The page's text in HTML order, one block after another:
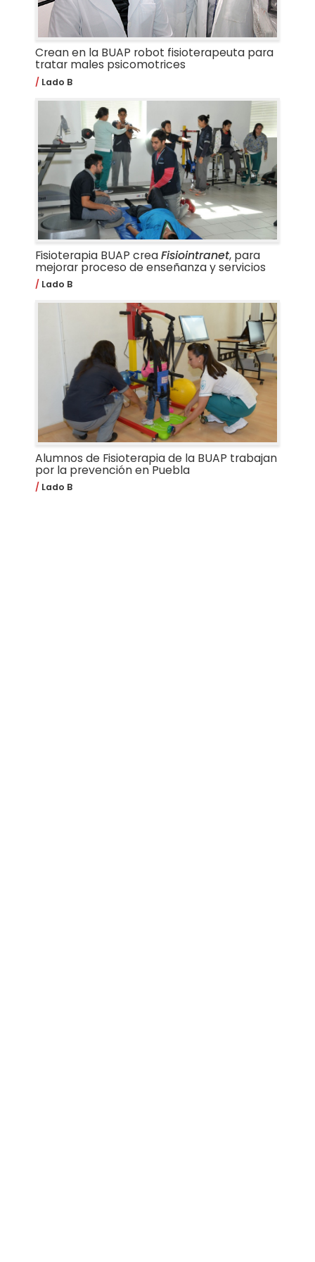
Crean en la BUAP robot fisioterapeuta para
tratar males psicomotrices
Lado B
Fisioterapia BUAP creaFisiointranet, para
mejorar proceso de enseñanza y servicios
Lado B
Alumnos de Fisioterapia de la BUAP trabajan
por la prevención en Puebla
Lado B